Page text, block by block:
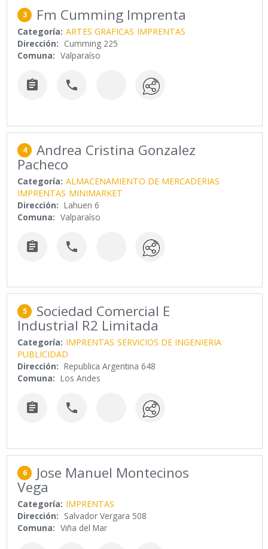
3 Fm Cumming Imprenta
Categoría: ARTES GRAFICAS IMPRENTAS
Dirección: Cumming 225
Comuna: Valparaíso
 
4 Andrea Cristina Gonzalez
Pacheco
Categoría: ALMACENAMIENTO DE MERCADERIAS
IMPRENTAS MINIMARKET
Dirección: Lahuen 6
Comuna: Valparaíso
 
5 Sociedad Comercial E
Industrial R2 Limitada
Categoría: IMPRENTAS SERVICIOS DE INGENIERIA
PUBLICIDAD
Dirección: Republica Argentina 648
Comuna: Los Andes
 
6 Jose Manuel Montecinos
Vega
Categoría: IMPRENTAS
Dirección: Salvador Vergara 508
Comuna: Viña del Mar